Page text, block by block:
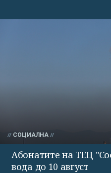
СОЦИАЛНА
Абонатите на ТЕЦ
вода до 10 август